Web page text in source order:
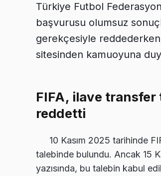
Türkiye Futbol
başvurusu olumsuz
gerekçesiyle
sitesinden kamuoyuna
FIFA, ilave
reddetti
10 Kasım 2025 tarihinde
talebinde bulundu. Ancak 15
yazısında, bu talebin kabul